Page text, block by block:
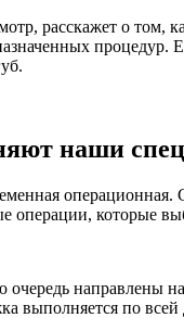
расскажет о
процедур.
наши
операции, которые
очередь направлены
выполняется по